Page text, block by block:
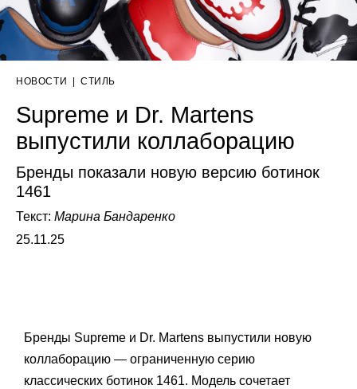
НОВОСТИ СТИЛЬ
Supreme и Dr. Martens
выпустили коллаборацию
Бренды показали новую версию ботинок
1461
Текст: Марина Бандаренко
25.11.25
Бренды Supreme и Dr. Martens выпустили новую
коллаборацию — ограниченную серию
классических ботинок 1461. Модель сочетает